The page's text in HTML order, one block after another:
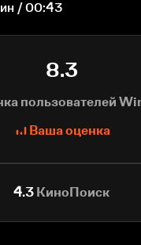
/ 00:43
8.3
пользователей
Ваша оценка
4.3 КиноПоиск